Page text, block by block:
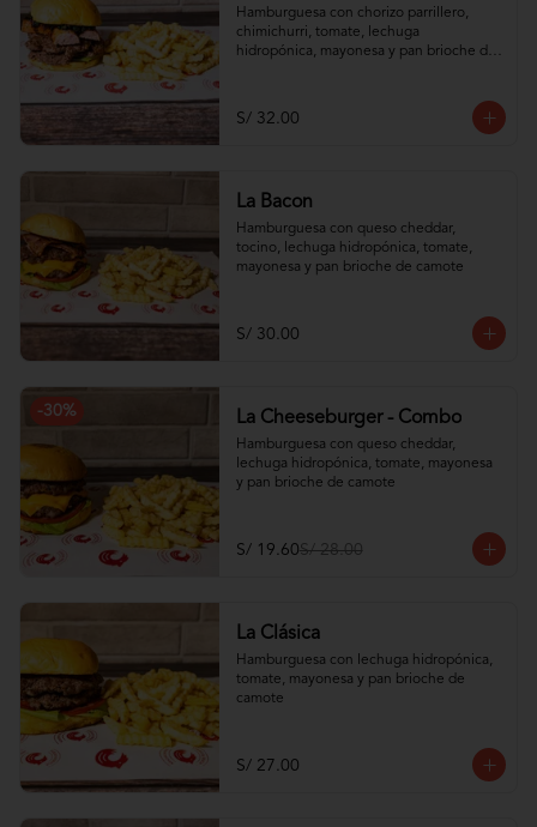
Hamburguesa con chorizo parrillero,
chimichurri, tomate, lechuga
hidropónica, mayonesa y pan brioche de
S/ 32.00
La Bacon
Hamburguesa con queso cheddar,
tocino, lechuga hidropónica, tomate,
mayonesa y pan brioche de camote
S/ 30.00
-30% La Cheeseburger - Combo
Hamburguesa con queso cheddar,
lechuga hidropónica, tomate, mayonesa
y pan brioche de camote
S/ 19.60S/ 28.00
La Clásica
Hamburguesa con lechuga hidropónica,
tomate, mayonesa y pan brioche de
camote
S/ 27.00